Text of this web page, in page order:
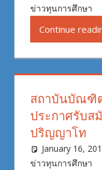
ข่าวทุนการศึกษา
Continue
สถาบันบัณฑิ
ประกาศรับส
ปริญญาโท
January 16,
ข่าวทุนการศึกษา